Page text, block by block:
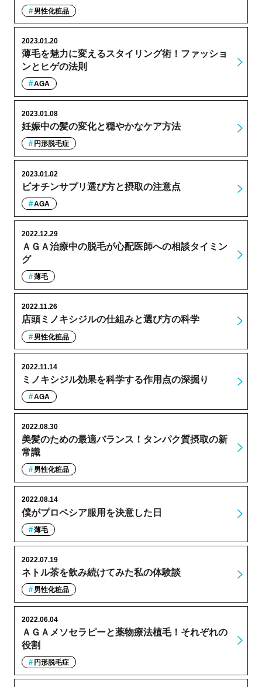
男性化粧品
薄毛を魅力に変えるスタイリング術！ファッショ
ンとヒゲの法則
2023.01.20
AGA
妊娠中の髪の変化と穏やかなケア方法
2023.01.08
円形脱毛症
ビオチンサプリ選び方と摂取の注意点
2023.01.02
AGA
ＡＧＡ治療中の脱毛が心配医師への相談タイミン
グ
2022.12.29
薄毛
店頭ミノキシジルの仕組みと選び方の科学
2022.11.26
男性化粧品
ミノキシジル効果を科学する作用点の深掘り
2022.11.14
AGA
美髪のための最適バランス！タンパク質摂取の新
常識
2022.08.30
男性化粧品
僕がプロペシア服用を決意した日
2022.08.14
薄毛
ネトル茶を飲み続けてみた私の体験談
2022.07.19
男性化粧品
ＡＧＡメソセラピーと薬物療法植毛！それぞれの
役割
2022.06.04
円形脱毛症